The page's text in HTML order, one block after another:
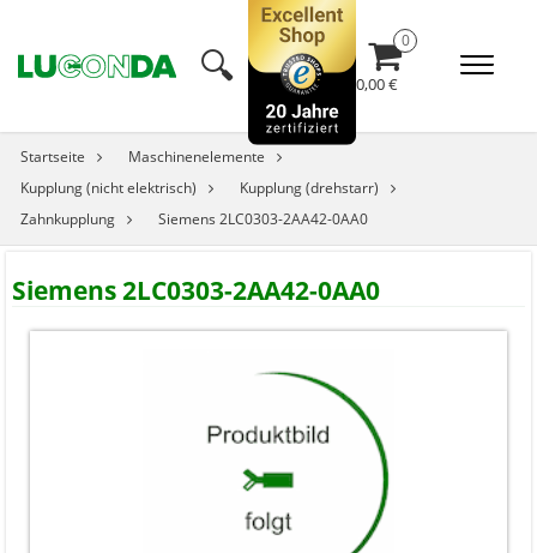
🔍︎ 0,00 €
Startseite
Maschinenelemente
Kupplung (nicht elektrisch)
Kupplung (drehstarr)
Zahnkupplung
Siemens 2LC0303-2AA42-0AA0
Siemens 2LC0303-2AA42-0AA0